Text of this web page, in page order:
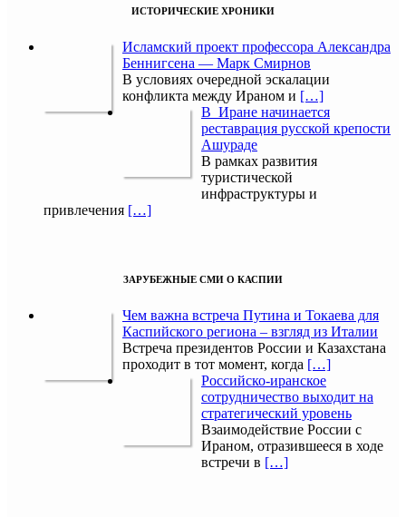
ИСТОРИЧЕСКИЕ ХРОНИКИ
Исламский проект профессора Александра
Беннигсена — Марк Смирнов
В условиях очередной эскалации
конфликта между Ираном и […]
В Иране начинается
реставрация русской крепости
Ашураде
В рамках развития
туристической
инфраструктуры и
привлечения […]
ЗАРУБЕЖНЫЕ СМИ О КАСПИИ
Чем важна встреча Путина и Токаева для
Каспийского региона – взгляд из Италии
Встреча президентов России и Казахстана
проходит в тот момент, когда […]
Российско-иранское
сотрудничество выходит на
стратегический уровень
Взаимодействие России с
Ираном, отразившееся в ходе
встречи в […]